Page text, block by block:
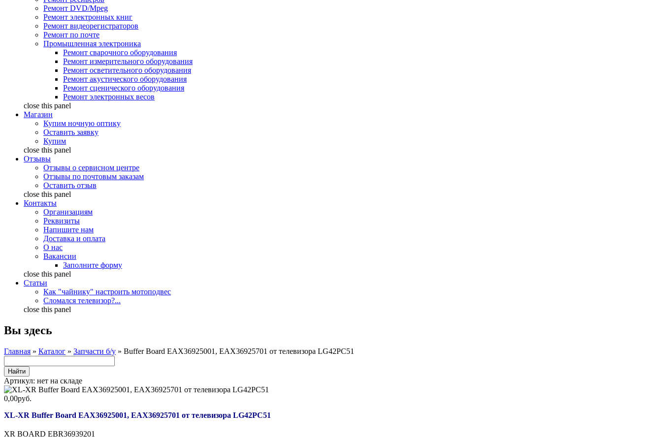
Ремонт DVD/Mpeg
Ремонт электронных книг
Ремонт видеорегистраторов
Ремонт по почте
Промышленная электроника
Ремонт сварочного оборудования
Ремонт измерительного оборудования
Ремонт осветительного оборудования
Ремонт акустического оборудования
Ремонт сценического оборудования
Ремонт электронных весов
close this panel
Магазин
Купим ночную оптику
Оставить заявку
Купим
close this panel
Отзывы
Отзывы о сервисном центре
Отзывы по почтовым заказам
Оставить отзыв
close this panel
Контакты
Организациям
Реквизиты
Напишите нам
Доставка и оплата
О нас
Вакансии
Заполните форму
close this panel
Статьи
Как "чайнику" настроить мотоподвес
Сломался телевизор?...
close this panel
Вы здесь
Главная » Каталог » Запчасти б/у » Buffer Board EAX36925001, EAX36925701 от телевизора LG42PC51
Артикул: нет на складе
0,00руб.
XL-XR Buffer Board EAX36925001, EAX36925701 от телевизора LG42PC51
XR BOARD EBR36939201